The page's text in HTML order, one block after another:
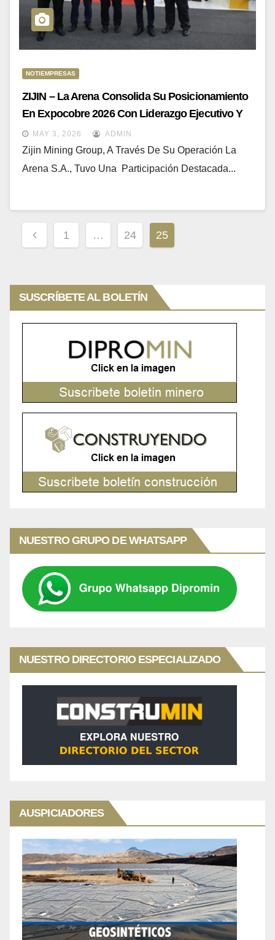
NOTIEMPRESAS
ZIJIN – La Arena Consolida Su Posicionamiento
En Expocobre 2026 Con Liderazgo Ejecutivo Y
Proyección Regional
MAY 3, 2026 ADMIN
Zijin Mining Group, A Través De Su Operación La
Arena S.A., Tuvo Una Participación Destacada...
Paginación
De
1 … 24 25
SUSCRÍBETE AL BOLETÍN
NUESTRO GRUPO DE WHATSAPP
NUESTRO DIRECTORIO ESPECIALIZADO
AUSPICIADORES